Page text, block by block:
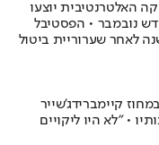
האלטרנטיבית יוצעו
נובמבר • הפסטיבל
לאחר שערוריית ביטול
קיימברידג'שייר
• "לא היו ליקויים